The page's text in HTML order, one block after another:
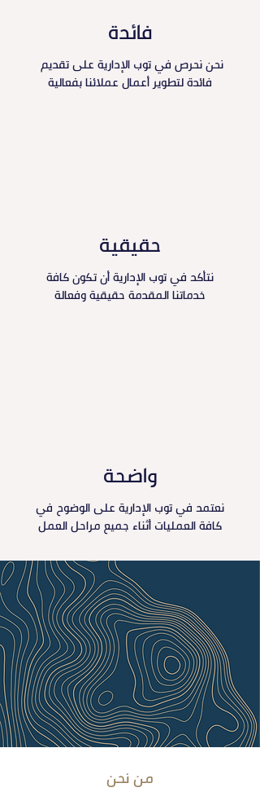
فائدة
نحن نحرص في توب الإدارية على تقديم
فائدة لتطوير أعمال عملائنا بفعالية
حقيقية
نتأكد في توب الإدارية أن تكون كافة
خدماتنا المقدمة حقيقية وفعالة
واضحة
نعتمد في توب الإدارية على الوضوح في
كافة العمليات أثناء جميع مراحل العمل
من نحن